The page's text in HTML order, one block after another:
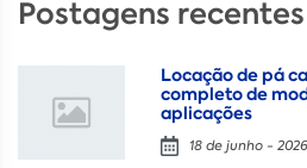
Postagens recentes
Locação de pá
completo de
aplicações
18 de junho - 2026